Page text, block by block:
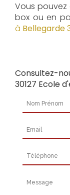
Vous
box ou en
à Bellegarde
Consultez-
30127 Ecole
Nom Prénom
Email
Téléphone
Message